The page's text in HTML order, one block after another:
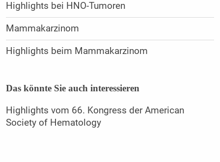
Highlights bei HNO-Tumoren
Mammakarzinom
Highlights beim Mammakarzinom
Das könnte Sie auch interessieren
Highlights vom 66. Kongress der American
Society of Hematology